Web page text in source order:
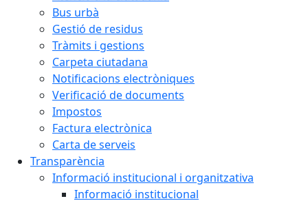
Bus urbà
Gestió de residus
Tràmits i gestions
Carpeta ciutadana
Notificacions electròniques
Verificació de documents
Impostos
Factura electrònica
Carta de serveis
Transparència
Informació institucional i organitzativa
Informació institucional